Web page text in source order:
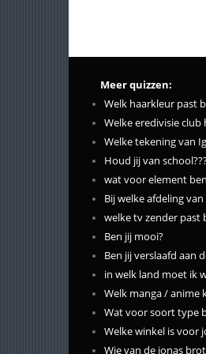
Meer quizzen:
Welk haarkleur past
Welke eredivisie club
Welke tekening van
Houd jij van
wat voor element
Bij welke afdeling
welke tv zender past
Ben jij mooi?
Ben jij verslaafd aan
in welk land moet ik
Welk manga / anime
Wat voor soort type
Welke winkel is voor
Wie van de jonas